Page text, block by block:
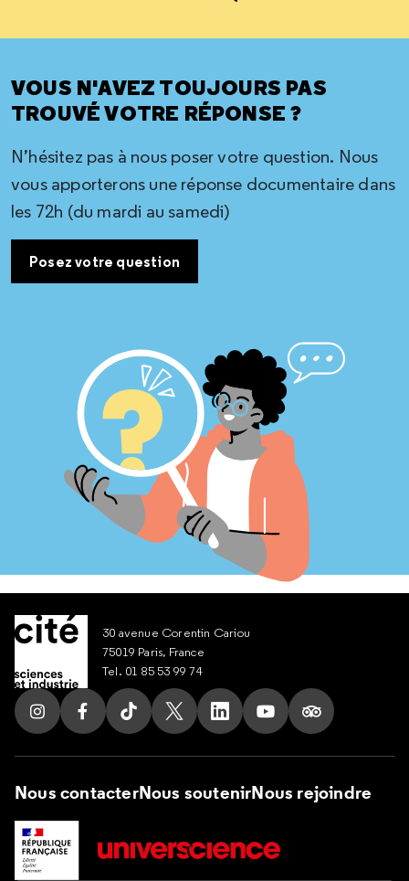
VOUS N'AVEZ TOUJOURS PAS
TROUVÉ VOTRE RÉPONSE ?
N’hésitez pas à nous poser votre question. Nous
vous apporterons une réponse documentaire dans
les 72h (du mardi au samedi)
Posez votre question
30 avenue Corentin Cariou
75019 Paris, France
Tel. 01 85 53 99 74
Suivez nous sur Instagram
Suivez nous sur Facebook
Suivez nous sur Tik Tok
Suivez nous sur X
Suivez nous sur LinkedIn
Suivez nous sur
Suivez nous
Nous contacterNous soutenirNous rejoindre